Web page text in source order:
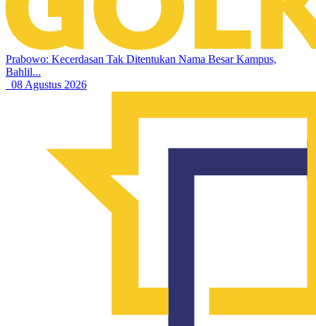
Prabowo: Kecerdasan Tak Ditentukan Nama Besar Kampus,
Bahlil...
08 Agustus 2026